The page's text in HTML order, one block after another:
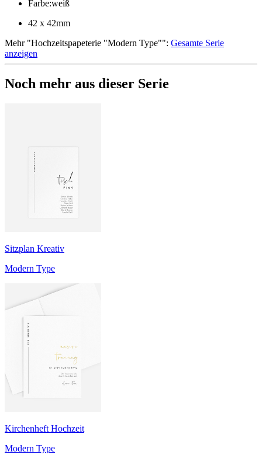
Farbe:weiß
42 x 42mm
Mehr"Hochzeitspapeterie "Modern Type"": Gesamte Serie
anzeigen
Noch mehr aus dieser Serie
Sitzplan Kreativ
Modern Type
Kirchenheft Hochzeit
Modern Type